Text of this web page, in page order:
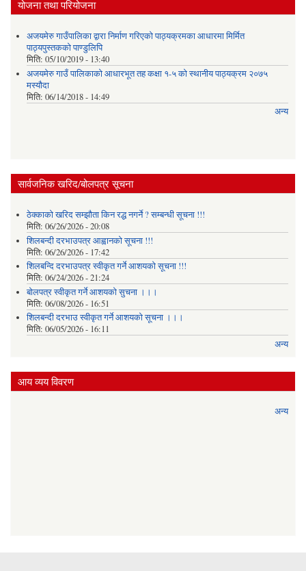
योजना तथा परियोजना
अजयमेरु गाउँपालिका द्वारा निर्माण गरिएको पाठ्यक्रमका आधारमा मिर्मित
पाठ्यपुस्तकको पाण्डुलिपि
मिति: 05/10/2019 - 13:40
अजयमेरु गाउँ पालिकाको आधारभूत तह कक्षा १-५ को स्थानीय पाठ्यक्रम २०७५
मस्यौदा
मिति: 06/14/2018 - 14:49
अन्य
सार्वजनिक खरिद/बोलपत्र सूचना
ठेक्काको खरिद सम्झौता किन रद्ध नगर्ने ? सम्बन्धी सूचना !!!
मिति: 06/26/2026 - 20:08
शिलबन्दी दरभाउपत्र आह्वानको सूचना !!!
मिति: 06/26/2026 - 17:42
शिलबन्दि दरभाउपत्र स्वीकृत गर्ने आशयकाे सूचना !!!
मिति: 06/24/2026 - 21:24
बोलपत्र स्वीकृत गर्ने आशयको सुचना ।।।
मिति: 06/08/2026 - 16:51
शिलबन्दी दरभाउ स्वीकृत गर्ने आशयको सूचना ।।।
मिति: 06/05/2026 - 16:11
अन्य
आय व्यय विवरण
अन्य